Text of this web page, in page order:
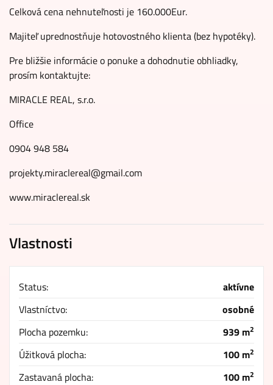
Celková cena nehnuteľnosti je 160.000Eur.
Majiteľ uprednostňuje hotovostného klienta (bez hypotéky).
Pre bližšie informácie o ponuke a dohodnutie obhliadky,
prosím kontaktujte:
MIRACLE REAL, s.r.o.
Office
0904 948 584
projekty.miraclereal@gmail.com
www.miraclereal.sk
Vlastnosti
Status:
aktívne
Vlastníctvo:
osobné
Plocha pozemku:
939 m2
Úžitková plocha: 100 m2
Zastavaná plocha: 100 m2